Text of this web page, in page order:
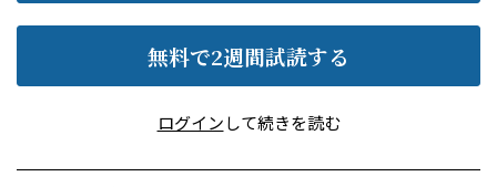
無料で2週間試読する
ログインして続きを読む